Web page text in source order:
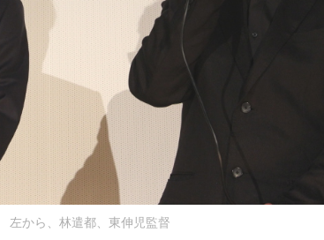
左から、林遣都、東伸児監督